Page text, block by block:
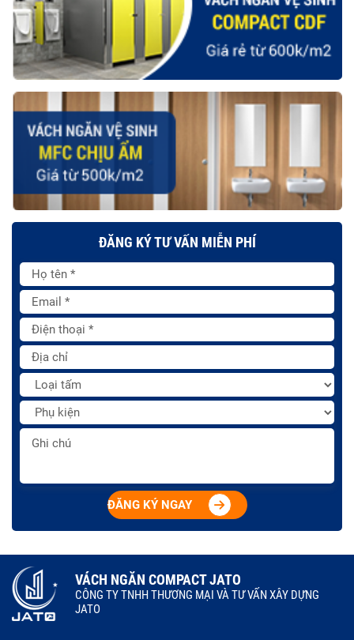
ĐĂNG KÝ TƯ VẤN MIỄN PHÍ
ĐĂNG KÝ NGAY
VÁCH NGĂN COMPACT JATO
CÔNG TY TNHH THƯƠNG MẠI VÀ TƯ VẤN XÂY DỰNG
JATO